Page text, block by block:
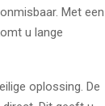
onmisbaar. Met een
u lange
oplossing. De